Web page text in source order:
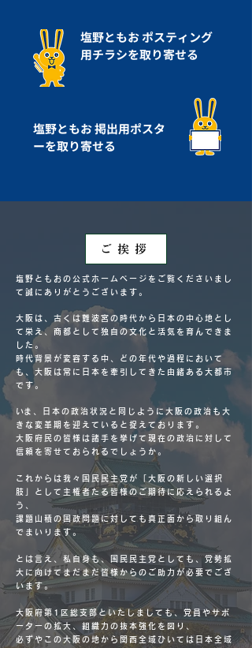
塩野ともお ポスティング
用チラシを取り寄せる
塩野ともお 掲出用ポスタ
ーを取り寄せる
ご挨拶
塩野ともおの公式ホームページをご覧くださいまし
て誠にありがとうございます。
大阪は、古くは難波宮の時代から日本の中心地とし
て栄え、商都として独自の文化と活気を育んできま
した。
時代背景が変容する中、どの年代や過程において
も、大阪は常に日本を牽引してきた由緒ある大都市
です。
​いま、日本の政治状況と同じように大阪の政治も大
きな変革期を迎えていると捉えております。
大阪府民の皆様は諸手を挙げて現在の政治に対して
信頼を寄せておられるでしょうか。
これからは我々国民民主党が「大阪の新しい選択
肢」として主権者たる皆様のご期待に応えられるよ
う、
課題山積の国政問題に対しても真正面から取り組ん
でまいります。
とは言え、私自身も、国民民主党としても、党勢拡
大に向けてまだまだ皆様からのご助力が必要でござ
います。
大阪府第1区総支部といたしましても、党員やサポ
ーターの拡大、組織力の抜本強化を図り、
必ずやこの大阪の地から関西全域ひいては日本全域